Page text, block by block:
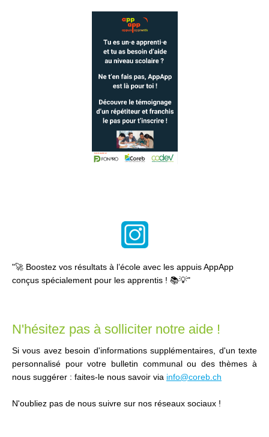
"🚀 Boostez vos résultats à l’école avec les appuis AppApp
conçus spécialement pour les apprentis ! 📚💡"
N'hésitez pas à solliciter notre aide !
Si vous avez besoin d'informations supplémentaires, d'un texte
personnalisé pour votre bulletin communal ou des thèmes à
nous suggérer : faites-le nous savoir via info@coreb.ch
N'oubliez pas de nous suivre sur nos réseaux sociaux !